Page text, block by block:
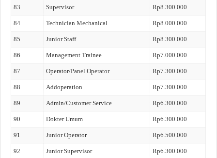
83 Supervisor Rp8.300.000
84 Technician Mechanical Rp8.000.000
85 Junior Staff Rp8.300.000
86 Management Trainee Rp7.000.000
87 Operator/Panel Operator Rp7.300.000
88 Addoperation Rp7.300.000
89 Admin/Customer Service Rp6.300.000
90 Dokter Umum Rp6.300.000
91 Junior Operator Rp6.500.000
92 Junior Supervisor Rp6.300.000